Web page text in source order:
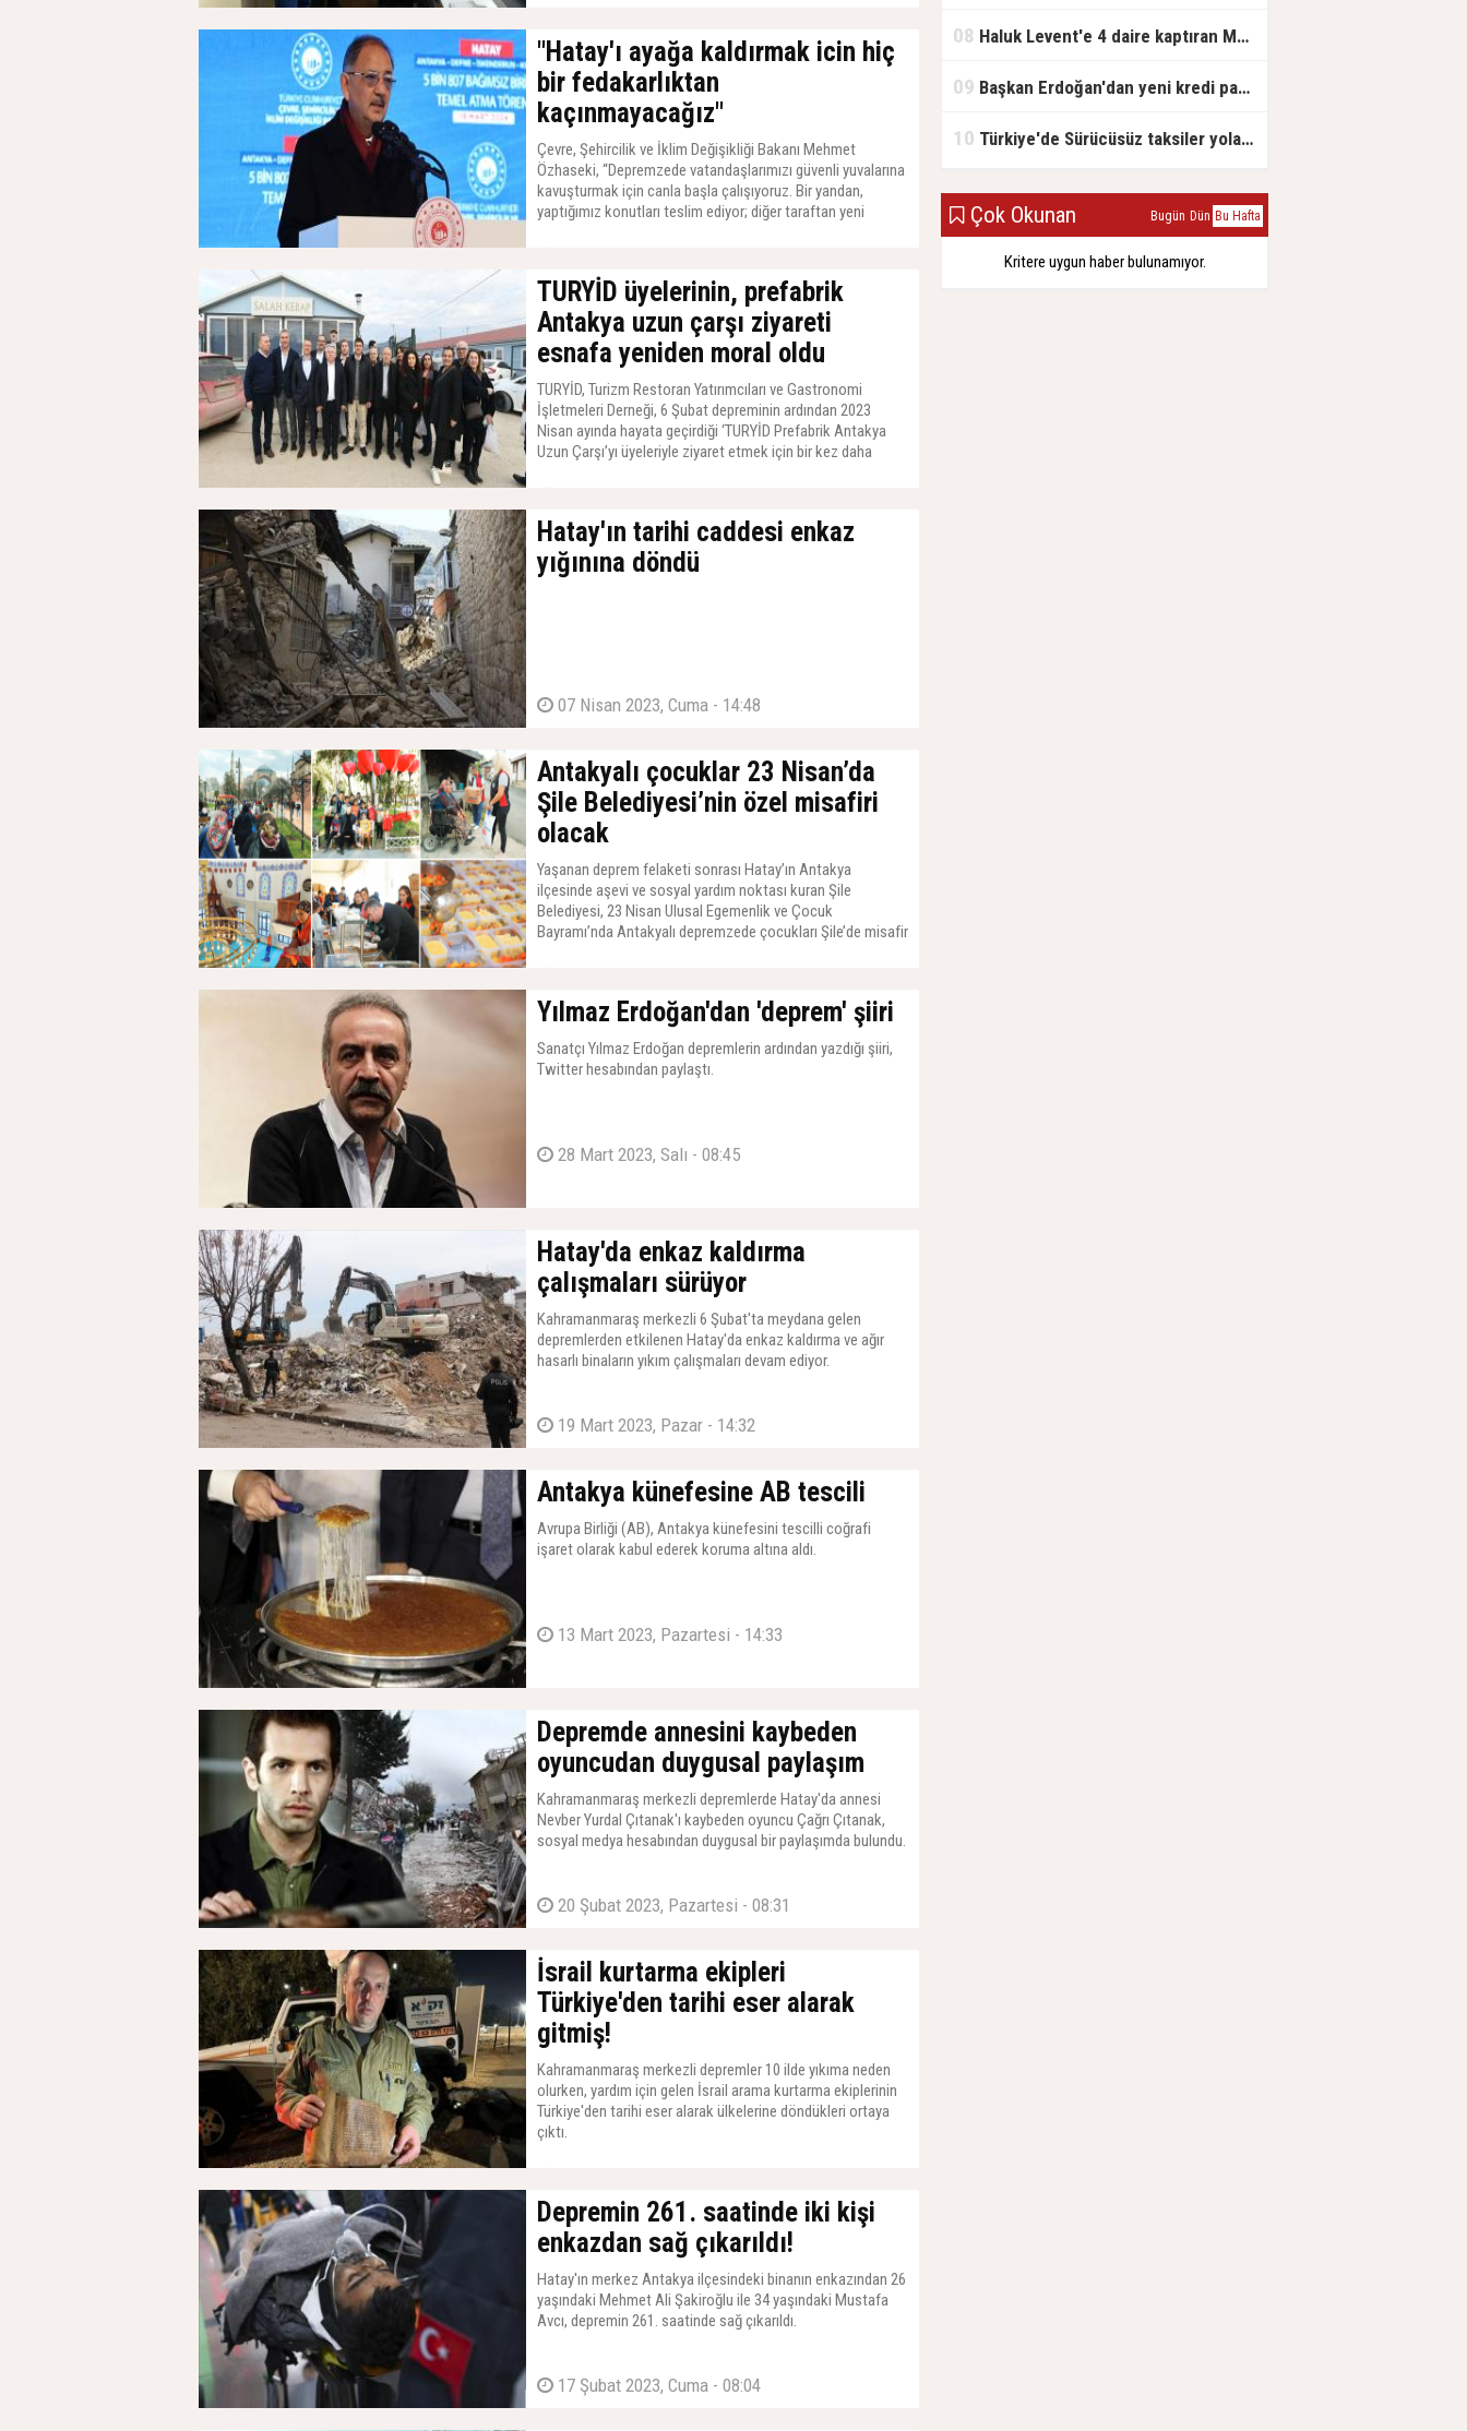
"Hatay'ı ayağa kaldırmak icin hiç
bir fedakarlıktan
kaçınmayacağız"
Çevre, Şehircilik ve İklim Değişikliği Bakanı Mehmet
Özhaseki, “Depremzede vatandaşlarımızı güvenli yuvalarına
kavuşturmak için canla başla çalışıyoruz. Bir yandan,
yaptığımız konutları teslim ediyor; diğer taraftan yeni
bahçemizin açılışını yapacağız. Bir taraftan da 3 bin 614
konutumuzu hak sahiplerine teslim edeceğiz. Hatay'ı ayağa
kaldırmak için hiçbir fedakarlıktan kaçınmayaca
TURYİD üyelerinin, prefabrik
Antakya uzun çarşı ziyareti
esnafa yeniden moral oldu
TURYİD, Turizm Restoran Yatırımcıları ve Gastronomi
İşletmeleri Derneği, 6 Şubat depreminin ardından 2023
Nisan ayında hayata geçirdiği ‘TURYİD Prefabrik Antakya
Uzun Çarşı’yı üyeleriyle ziyaret etmek için bir kez daha
Hatay'ın tarihi caddesi enkaz
yığınına döndü
07 Nisan 2023, Cuma - 14:48
Antakyalı çocuklar 23 Nisan’da
Şile Belediyesi’nin özel misafiri
olacak
Yaşanan deprem felaketi sonrası Hatay’ın Antakya
ilçesinde aşevi ve sosyal yardım noktası kuran Şile
Belediyesi, 23 Nisan Ulusal Egemenlik ve Çocuk
Bayramı’nda Antakyalı depremzede çocukları Şile’de misafir
Yılmaz Erdoğan'dan 'deprem' şiiri
Sanatçı Yılmaz Erdoğan depremlerin ardından yazdığı şiiri,
Twitter hesabından paylaştı.
28 Mart 2023, Salı - 08:45
Hatay'da enkaz kaldırma
çalışmaları sürüyor
Kahramanmaraş merkezli 6 Şubat'ta meydana gelen
depremlerden etkilenen Hatay'da enkaz kaldırma ve ağır
hasarlı binaların yıkım çalışmaları devam ediyor.
19 Mart 2023, Pazar - 14:32
Antakya künefesine AB tescili
Avrupa Birliği (AB), Antakya künefesini tescilli coğrafi
işaret olarak kabul ederek koruma altına aldı.
13 Mart 2023, Pazartesi - 14:33
Depremde annesini kaybeden
oyuncudan duygusal paylaşım
Kahramanmaraş merkezli depremlerde Hatay'da annesi
Nevber Yurdal Çıtanak'ı kaybeden oyuncu Çağrı Çıtanak,
sosyal medya hesabından duygusal bir paylaşımda bulundu.
20 Şubat 2023, Pazartesi - 08:31
İsrail kurtarma ekipleri
Türkiye'den tarihi eser alarak
gitmiş!
Kahramanmaraş merkezli depremler 10 ilde yıkıma neden
olurken, yardım için gelen İsrail arama kurtarma ekiplerinin
Türkiye'den tarihi eser alarak ülkelerine döndükleri ortaya
çıktı.
Depremin 261. saatinde iki kişi
enkazdan sağ çıkarıldı!
Hatay'ın merkez Antakya ilçesindeki binanın enkazından 26
yaşındaki Mehmet Ali Şakiroğlu ile 34 yaşındaki Mustafa
Avcı, depremin 261. saatinde sağ çıkarıldı.
17 Şubat 2023, Cuma - 08:04
08 Haluk Levent'e 4 daire kaptıran Müteahhit soluğu savcılıkta aldı
09 Başkan Erdoğan'dan yeni kredi paketi müjdesi: 6 ay geri ödemesiz, 36 ay vadeli
10 Türkiye'de Sürücüsüz taksiler yola çıkmaya hazırlanıyor
Çok Okunan Bugün Dün Bu Hafta
Kritere uygun haber bulunamıyor.